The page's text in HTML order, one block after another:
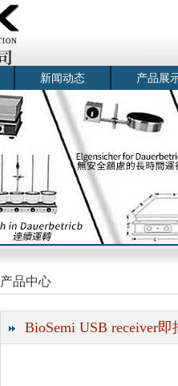
新闻动态 产品展
产品中心
BioSemi USB receiver